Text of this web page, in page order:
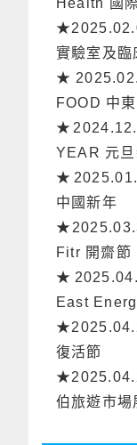
實驗室及臨
FOOD 中
YEAR 元
中國新年
Fitr 開齋節
East
復活節
伯旅遊市場